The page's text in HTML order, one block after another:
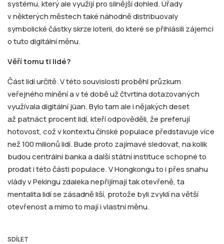
systému, který ale využijí pro silnější dohled. Úřady
v některých městech také náhodně distribuovaly
symbolické částky skrze loterii, do které se přihlásili zájemci
o tuto digitální měnu.
Věří tomu ti lidé?
Část lidí určitě. V této souvislosti proběhl průzkum
veřejného mínění a v té době už čtvrtina dotazovaných
využívala digitální jüan. Bylo tam ale i nějakých deset
až patnáct procent lidí, kteří odpověděli, že preferují
hotovost, což v kontextu čínské populace představuje více
než 100 milionů lidí. Bude proto zajímavé sledovat, na kolik
budou centrální banka a další státní instituce schopné to
prodat i této části populace. V Hongkongu to i přes snahu
vlády v Pekingu zdaleka nepřijímají tak otevřeně, ta
mentalita lidí se zásadně liší, protože byli zvyklí na větší
otevřenost a mimo to mají i vlastní měnu.
SDÍLET